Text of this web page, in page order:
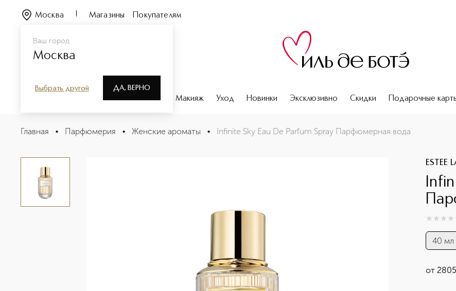
Ваш город
Москва
Выбрать другой ДА, ВЕРНО
Москва Магазины Покупателям
Парфюмерия Макияж Уход Новинки Эксклюзивно Скидки Подарочные
Infinite Sky Eau De Parfum Spray Парфюмерная вода
Главная • Парфюмерия • Женские ароматы • Infinite Sky Eau De Parfum Spray Парфюмерная вода
ESTEE
0из 0
40 мл
от 2805